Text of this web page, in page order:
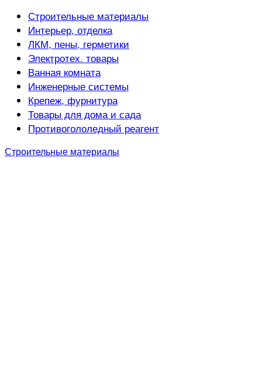
Строительные материалы
Интерьер, отделка
ЛКМ, пены, герметики
Электротех. товары
Ванная комната
Инженерные системы
Крепеж, фурнитура
Товары для дома и сада
Противогололедный реагент
Строительные материалы